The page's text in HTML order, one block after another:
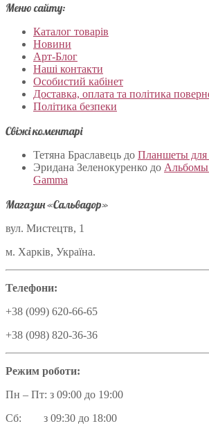
Меню сайту:
Каталог товарів
Новини
Арт-Блог
Наші контакти
Особистий кабінет
Доставка, оплата та політика
Політика безпеки
Свіжі коментарі
Тетяна Браславець до Планшеты для
Эридана Зеленокуренко до Альбомы
Gamma
Магазин «Сальвадор»
вул. Мистецтв, 1
м. Харків, Україна.
Телефони:
+38 (099) 620-66-65
+38 (098) 820-36-36
Режим роботи:
Пн – Пт: з 09:00 до 19:00
Сб: з 09:30 до 18:00